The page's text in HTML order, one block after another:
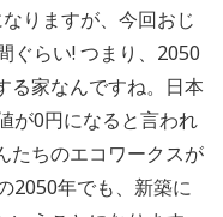
りますが、今回おじ
ぐらい! つまり、2050
る家なんですね。日本
が0円になると言われ
たちのエコワークスが
2050年でも、新築に